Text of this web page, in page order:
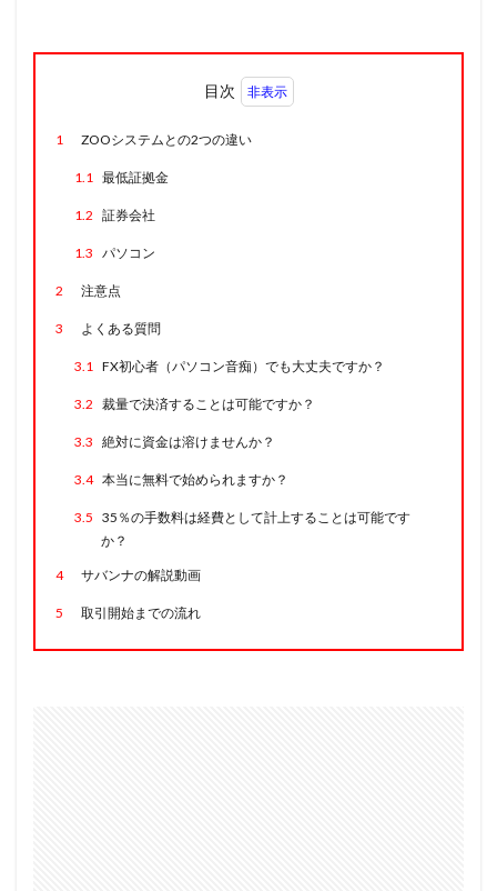
目次
1 ZOOシステムとの2つの違い
1.1 最低証拠金
1.2 証券会社
1.3 パソコン
2 注意点
3 よくある質問
3.1 FX初心者（パソコン音痴）でも大丈夫ですか？
3.2 裁量で決済することは可能ですか？
3.3 絶対に資金は溶けませんか？
3.4 本当に無料で始められますか？
3.5 35％の手数料は経費として計上することは可能です
か？
4 サバンナの解説動画
5 取引開始までの流れ